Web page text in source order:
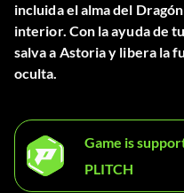
incluida el alma del
interior. Con la ayuda de
salva a Astoria y libera la
oculta.
Game is
PLITCH